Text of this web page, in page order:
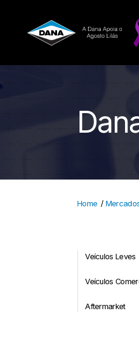
Home /
Veículos Leves
Veículos
Aftermarket